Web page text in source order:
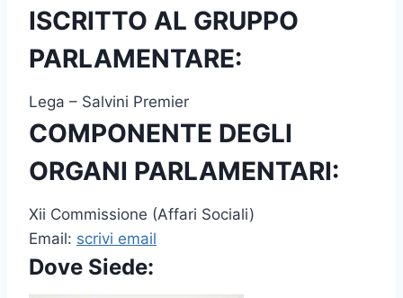
ISCRITTO AL GRUPPO
PARLAMENTARE:
Lega – Salvini Premier
COMPONENTE DEGLI
ORGANI PARLAMENTARI:
Xii Commissione (Affari Sociali)
Email: scrivi email
Dove Siede: